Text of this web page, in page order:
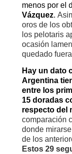
menos por el
Vázquez.
oros de los
los pelotaris
ocasión
quedado
Hay un dato
Argentina
entre los
15 doradas
respecto del
comparación
donde
de los
Estos 29